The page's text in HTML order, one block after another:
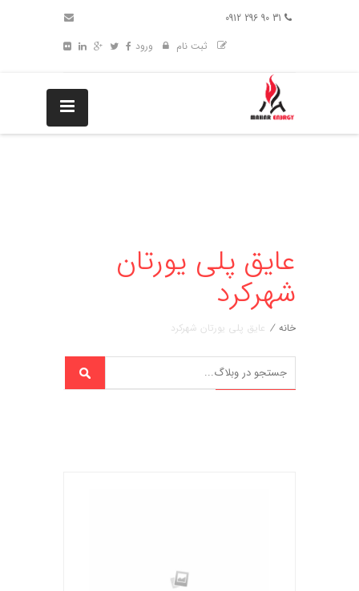
ثبت نام
ورود
عایق پلی یورتان
شهرکرد
خانه / عایق پلی یورتان شهرکرد